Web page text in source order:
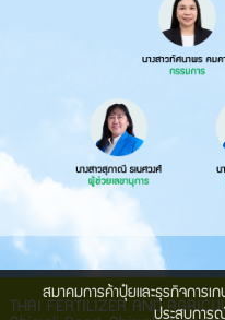
THAI FERTILIZER AND
สมาคมการค้าปุ๋ยและธุรกิจการเ
ประสบการ